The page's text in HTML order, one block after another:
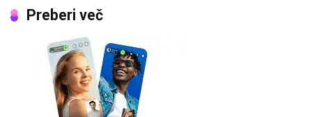
Preberi več